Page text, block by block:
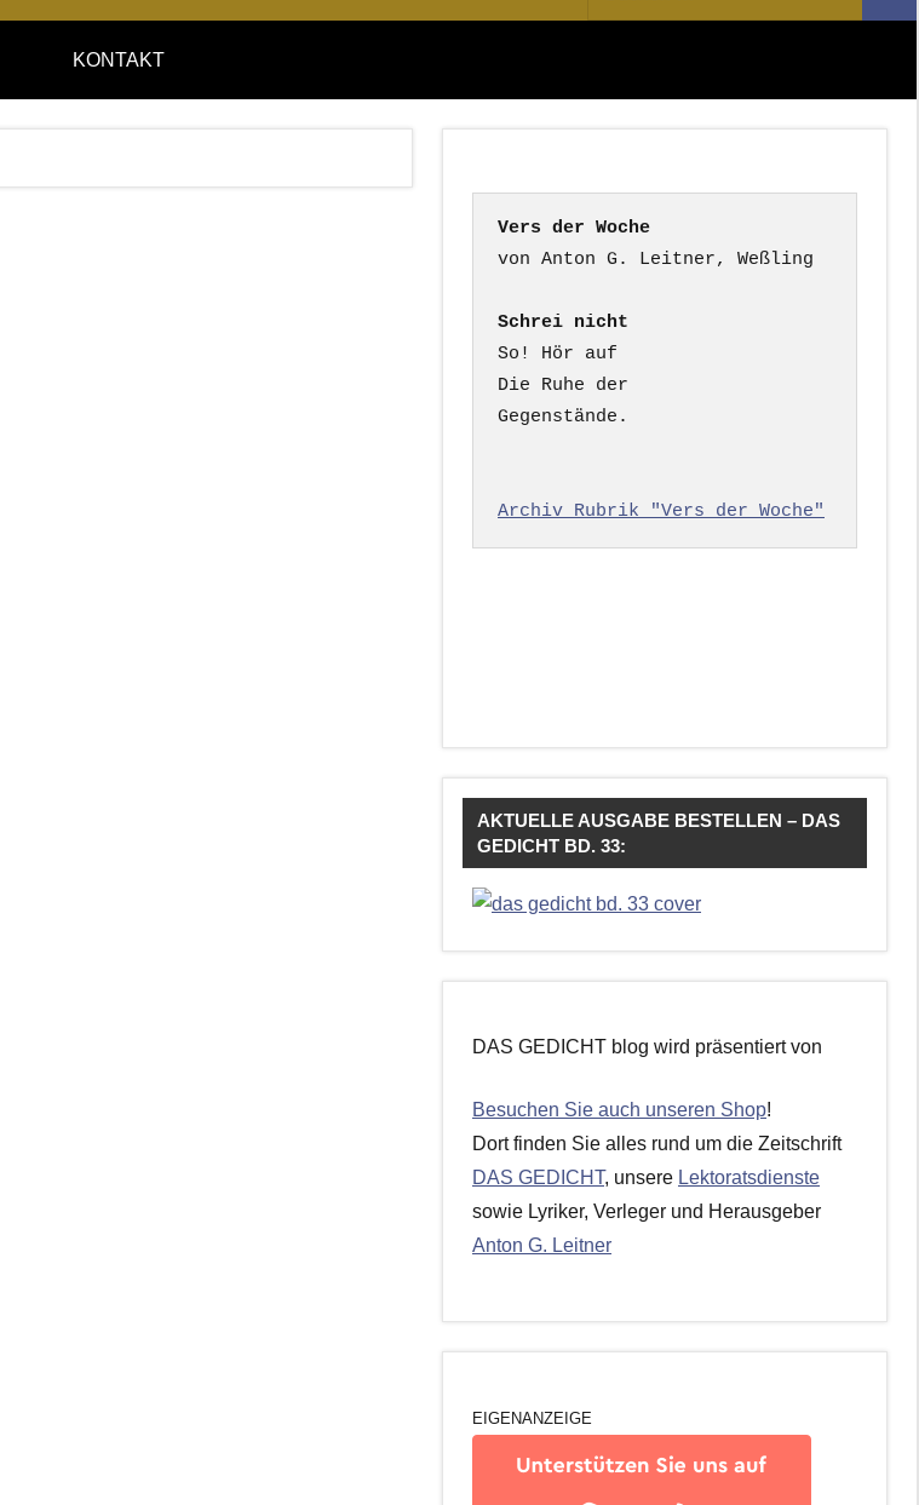
nach:
KONTAKT
Vers der Woche
Schrei nicht
So! Hör auf
Die Ruhe der
Gegenstände.
Archiv Rubrik "Vers der Woche"
AKTUELLE AUSGABE BESTELLEN – DAS
GEDICHT BD. 33:
DAS GEDICHT blog wird präsentiert von
Besuchen Sie auch unseren Shop!
Dort finden Sie alles rund um die Zeitschrift
DAS GEDICHT, unsere Lektoratsdienste
sowie Lyriker, Verleger und Herausgeber
Anton G. Leitner
EIGENANZEIGE